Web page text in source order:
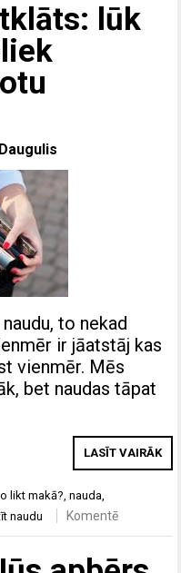
lūk
to nekad
ir jāatstāj kas
vienmēr. Mēs
bet naudas tāpat
LASĪT VAIRĀK
likt makā?,nauda,
naudu Komentē